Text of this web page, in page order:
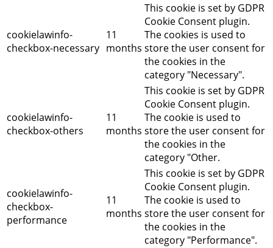
cookielawinfo-
checkbox-necessary
11
months
This cookie is set by GDPR
Cookie Consent plugin.
The cookies is used to
store the user consent for
the cookies in the
category "Necessary".
cookielawinfo-
checkbox-others
11
months
This cookie is set by GDPR
Cookie Consent plugin.
The cookie is used to
store the user consent for
the cookies in the
category "Other.
cookielawinfo-
checkbox-
performance
11
months
This cookie is set by GDPR
Cookie Consent plugin.
The cookie is used to
store the user consent for
the cookies in the
category "Performance".